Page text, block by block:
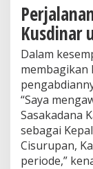
Kusdinar
Dalam
membagikan
“Saya
Sasakadana
sebagai
Cisurupan,
periode,”